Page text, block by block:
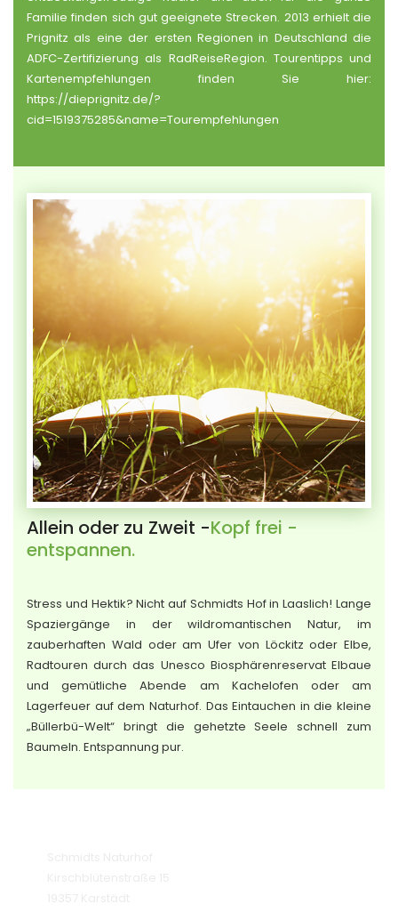
Familie finden sich gut geeignete Strecken. 2013 erhielt die
Prignitz als eine der ersten Regionen in Deutschland die
ADFC-Zertifizierung als RadReiseRegion. Tourentipps und
Kartenempfehlungen finden Sie hier:
https://dieprignitz.de/?
cid=1519375285&name=Tourempfehlungen
Allein oder zu Zweit -Kopf frei -
entspannen.
Stress und Hektik? Nicht auf Schmidts Hof in Laaslich! Lange
Spaziergänge in der wildromantischen Natur, im
zauberhaften Wald oder am Ufer von Löckitz oder Elbe,
Radtouren durch das Unesco Biosphärenreservat Elbaue
und gemütliche Abende am Kachelofen oder am
Lagerfeuer auf dem Naturhof. Das Eintauchen in die kleine
„Büllerbü-Welt“ bringt die gehetzte Seele schnell zum
Baumeln. Entspannung pur.